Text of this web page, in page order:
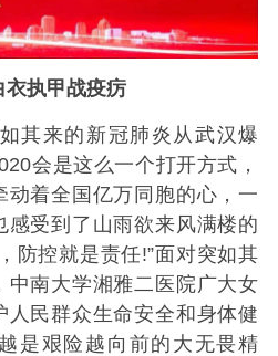
衣执甲战疫疠
来的新冠肺炎从武汉爆
会是这么一个打开方式，
动着全国亿万同胞的心，一
感受到了山雨欲来风满楼的
防控就是责任!”面对突如其
中南大学湘雅二医院广大女
人民群众生命安全和身体健
是艰险越向前的大无畏精